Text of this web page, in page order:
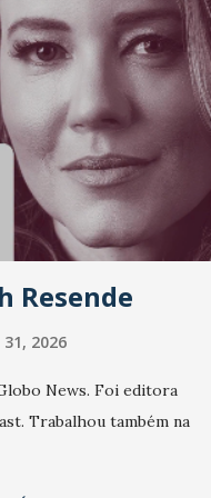
Resende
2026
News. Foi editora
Trabalhou também na